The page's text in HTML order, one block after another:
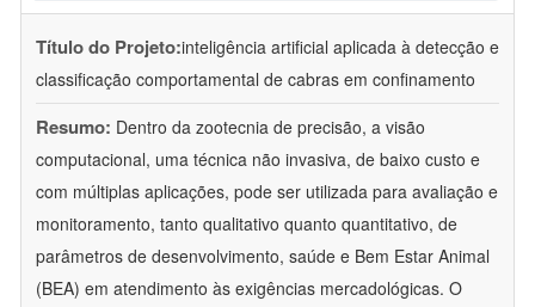
Título do Projeto:inteligência artificial aplicada à detecção e
classificação comportamental de cabras em confinamento
Resumo: Dentro da zootecnia de precisão, a visão
computacional, uma técnica não invasiva, de baixo custo e
com múltiplas aplicações, pode ser utilizada para avaliação e
monitoramento, tanto qualitativo quanto quantitativo, de
parâmetros de desenvolvimento, saúde e Bem Estar Animal
(BEA) em atendimento às exigências mercadológicas. O